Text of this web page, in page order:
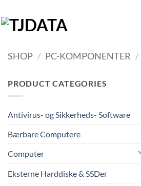
til
indhold
SHOP / PC-KOMPONENTER /
PRODUCT CATEGORIES
Antivirus- og Sikkerheds- Software
Bærbare Computere
Computer
Eksterne Harddiske & SSDer